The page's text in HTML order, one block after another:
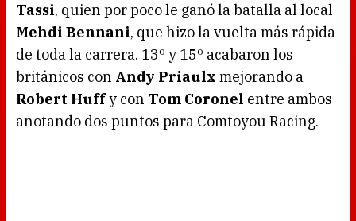
Tassi, quien por poco le ganó la batalla al local
Mehdi Bennani, que hizo la vuelta más rápida
de toda la carrera. 13º y 15º acabaron los
británicos con Andy Priaulx mejorando a
Robert Huffy con Tom Coronel entre ambos
anotando dos puntos para Comtoyou Racing.